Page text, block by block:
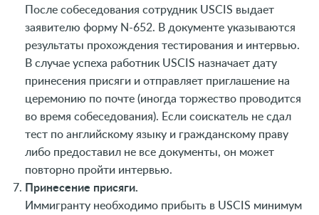
После собеседования сотрудник USCIS выдает
заявителю форму N-652. В документе указываются
результаты прохождения тестирования и интервью.
В случае успеха работник USCIS назначает дату
принесения присяги и отправляет приглашение на
церемонию по почте (иногда торжество проводится
во время собеседования). Если соискатель не сдал
тест по английскому языку и гражданскому праву
либо предоставил не все документы, он может
повторно пройти интервью.
Принесение присяги.
Иммигранту необходимо прибыть в USCIS минимум